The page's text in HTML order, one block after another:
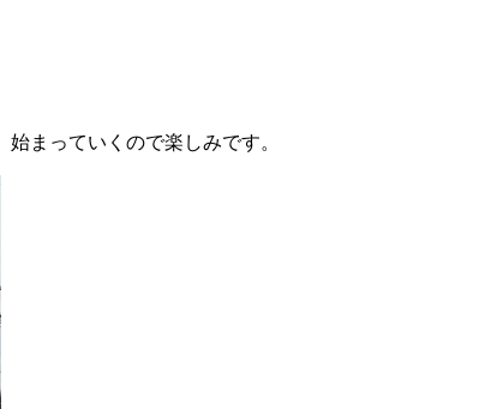
始まっていくので楽しみです。